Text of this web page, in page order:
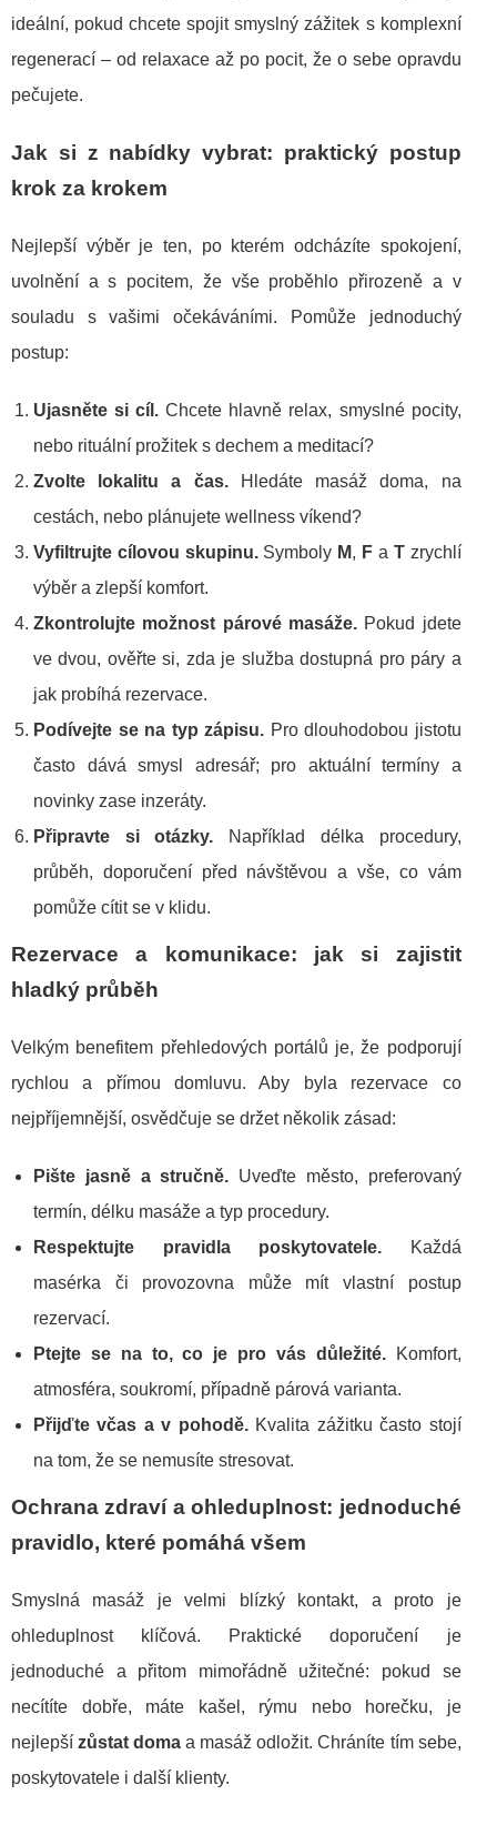
ideální, pokud chcete spojit smyslný zážitek s komplexní
regenerací – od relaxace až po pocit, že o sebe opravdu
pečujete.
Jak si z nabídky vybrat: praktický postup
krok za krokem
Nejlepší výběr je ten, po kterém odcházíte spokojení,
uvolnění a s pocitem, že vše proběhlo přirozeně a v
souladu s vašimi očekáváními. Pomůže jednoduchý
postup:
Ujasněte si cíl. Chcete hlavně relax, smyslné pocity,
nebo rituální prožitek s dechem a meditací?
Zvolte lokalitu a čas.Hledáte masáž doma, na
cestách, nebo plánujete wellness víkend?
Vyfiltrujte cílovou skupinu.Symboly M, F a Tzrychlí
výběr a zlepší komfort.
Zkontrolujte možnost párové masáže.Pokud jdete
ve dvou, ověřte si, zda je služba dostupná pro páry a
jak probíhá rezervace.
Podívejte se na typ zápisu. Pro dlouhodobou jistotu
často dává smysl adresář; pro aktuální termíny a
novinky zase inzeráty.
Připravte si otázky. Například délka procedury,
průběh, doporučení před návštěvou a vše, co vám
pomůže cítit se v klidu.
Rezervace a komunikace: jak si zajistit
hladký průběh
Velkým benefitem přehledových portálů je, že podporují
rychlou a přímou domluvu. Aby byla rezervace co
nejpříjemnější, osvědčuje se držet několik zásad:
Pište jasně a stručně. Uveďte město, preferovaný
termín, délku masáže a typ procedury.
Respektujte pravidla poskytovatele. Každá
masérka či provozovna může mít vlastní postup
rezervací.
Ptejte se na to, co je pro vás důležité.Komfort,
atmosféra, soukromí, případně párová varianta.
Přijďte včas a v pohodě.Kvalita zážitku často stojí
na tom, že se nemusíte stresovat.
Ochrana zdraví a ohleduplnost: jednoduché
pravidlo, které pomáhá všem
Smyslná masáž je velmi blízký kontakt, a proto je
ohleduplnost klíčová. Praktické doporučení je
jednoduché a přitom mimořádně užitečné: pokud se
necítíte dobře, máte kašel, rýmu nebo horečku, je
nejlepšízůstat doma a masáž odložit. Chráníte tím sebe,
poskytovatele i další klienty.